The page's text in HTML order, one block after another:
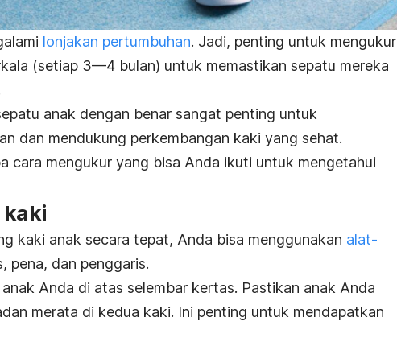
lonjakan pertumbuhan. Jadi, penting untuk mengukur
(setiap 3—4 bulan) untuk memastikan sepatu mereka
anak dengan benar sangat penting untuk
dan mendukung perkembangan kaki yang sehat.
cara mengukur yang bisa Anda ikuti untuk mengetahui
kaki
kaki anak secara tepat, Anda bisa menggunakan alat-
pena, dan penggaris.
Anda di atas selembar kertas. Pastikan anak Anda
merata di kedua kaki. Ini penting untuk mendapatkan